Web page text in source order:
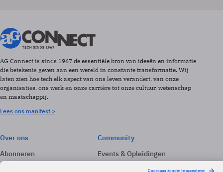
AG Connect is sinds 1967 de essentiële bron van ideeën en informatie
die betekenis geven aan een wereld in constante transformatie. Wij
laten zien hoe tech elk aspect van ons leven verandert, van onze
organisaties, ons werk en onze carrière tot onze cultuur, wetenschap
en maatschappij.
Lees ons manifest >
Over ons
Abonneren
Adverteren
Community
Events & Opleidingen